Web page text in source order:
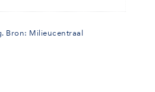
Bron: Milieucentraal